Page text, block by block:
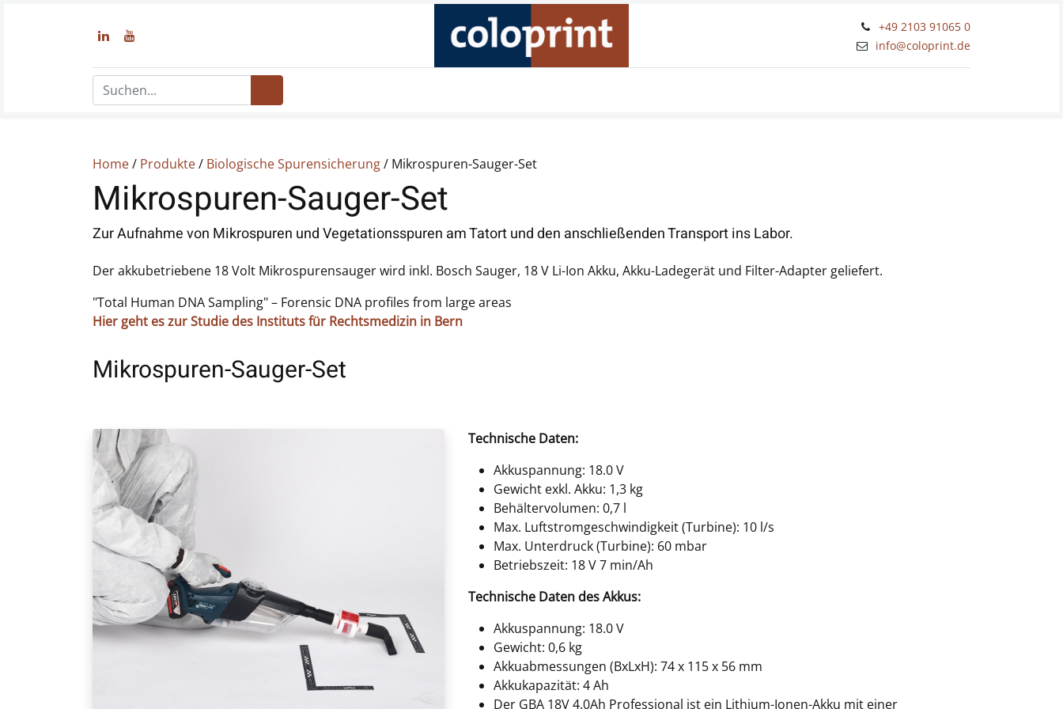
+49 2103 91065 0
​info@coloprint.de
Home/ Produkte/ Biologische Spurensicherung/ Mikrospuren-Sauger-Set
Mikrospuren-Sauger-Set
Zur Aufnahme von Mikrospuren und Vegetationsspuren am Tatort und den anschließenden Transport ins Labor.
Der akkubetriebene 18 Volt Mikrospurensauger wird inkl. Bosch Sauger, 18 V Li-Ion Akku, Akku-Ladegerät und Filter-Adapter geliefert.
"Total Human DNA Sampling" – Forensic DNA profiles from large areas
Hier geht es zur Studie des Instituts für Rechtsmedizin in Bern
Mikrospuren-Sauger-Set
Technische Daten:
Akkuspannung: 18.0 V
Gewicht exkl. Akku: 1,3 kg
Behältervolumen: 0,7 l
Max. Luftstromgeschwindigkeit (Turbine): 10 l/s
Max. Unterdruck (Turbine): 60 mbar
Betriebszeit: 18 V 7 min/Ah
Technische Daten des Akkus:
Akkuspannung: 18.0 V
Gewicht: 0,6 kg
Akkuabmessungen (BxLxH): 74 x 115 x 56 mm
Akkukapazität: 4 Ah
Der GBA 18V 4.0Ah Professional ist ein Lithium-Ionen-Akku mit einer